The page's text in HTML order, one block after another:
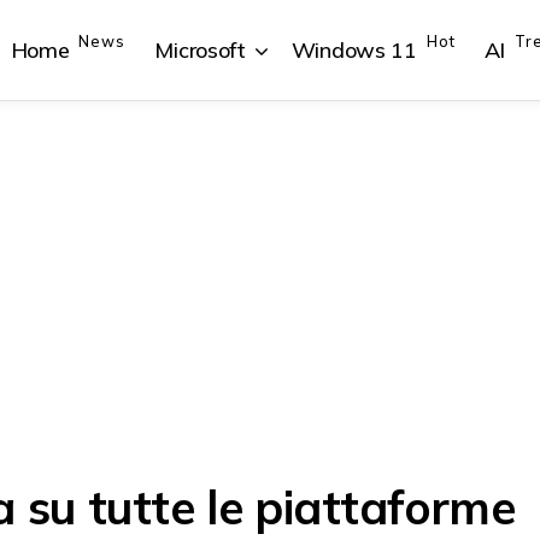
Home News Microsoft Windows 11 Hot AI
su tutte le piattaforme